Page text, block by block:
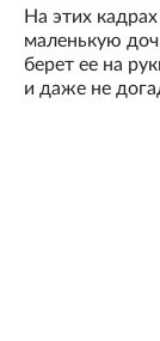
На этих
маленькую
берет ее на
и даже не